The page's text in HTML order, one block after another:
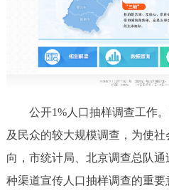
公开1%人口抽样调查工作。
及民众的较大规模调查，为使
向，市统计局、北京调查总队
种渠道宣传人口抽样调查的重